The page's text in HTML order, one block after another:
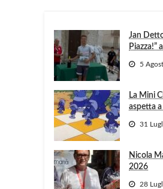
Jan
Piazza!”
5
La Mini
aspetta
31
Nicola
2026
28